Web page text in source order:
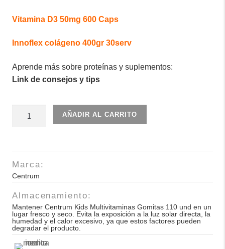
Vitamina D3 50mg 600 Caps
Innoflex colágeno 400gr 30serv
Aprende más sobre proteínas y suplementos:
Link de consejos y tips
110
und
AÑADIR AL CARRITO
Marca:
Centrum
Almacenamiento:
Mantener Centrum Kids Multivitaminas Gomitas 110 und en un
lugar fresco y seco. Evita la exposición a la luz solar directa, la
humedad y el calor excesivo, ya que estos factores pueden
degradar el producto.